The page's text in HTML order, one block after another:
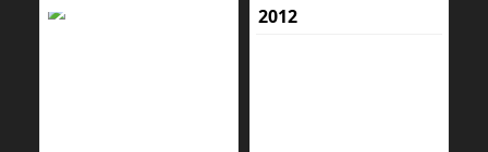
2012